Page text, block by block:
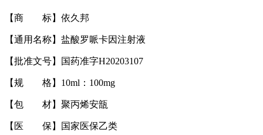
【商 标】依久邦
【通用名称】盐酸罗哌卡因注射液
【批准文号】国药准字H20203107
【规 格】10ml：100mg
【包 材】聚丙烯安瓿
【医 保】国家医保乙类